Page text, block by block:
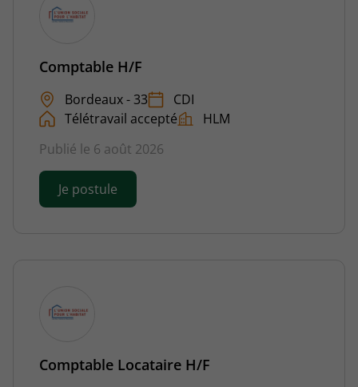
Comptable H/F
Bordeaux - 33
CDI
Télétravail accepté
HLM
Publié le 6 août 2026
Je postule
Comptable Locataire H/F